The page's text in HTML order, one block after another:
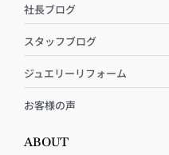
社長ブログ
スタッフブログ
ジュエリーリフォーム
お客様の声
ABOUT